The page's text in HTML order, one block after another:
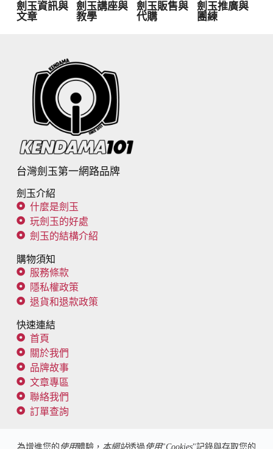
為增進您的 使用體驗， 本網站透過 使用"Cookies"記錄與存取您的
劍玉資訊與
文章
劍玉講座與
教學
劍玉販售與
代購
劍玉推廣與
團練
台灣劍玉第一網路品牌
劍玉介紹
什麼是劍玉
玩劍玉的好處
劍玉的結構介紹
購物須知
服務條款
隱私權政策
退貨和退款政策
快速連結
首頁
關於我們
品牌故事
文章專區
聯絡我們
訂單查詢